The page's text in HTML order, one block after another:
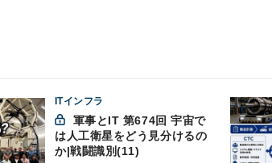
ITインフラ
は人工衛星をどう見分けるの
か|戦闘識別(11)